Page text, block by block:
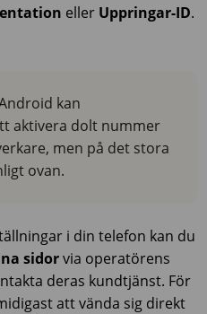
eller Uppringar-ID.
kan
aktivera dolt nummer
men på det stora
ovan.
i din telefon kan du
sidorvia operatörens
deras kundtjänst. För
att vända sig direkt